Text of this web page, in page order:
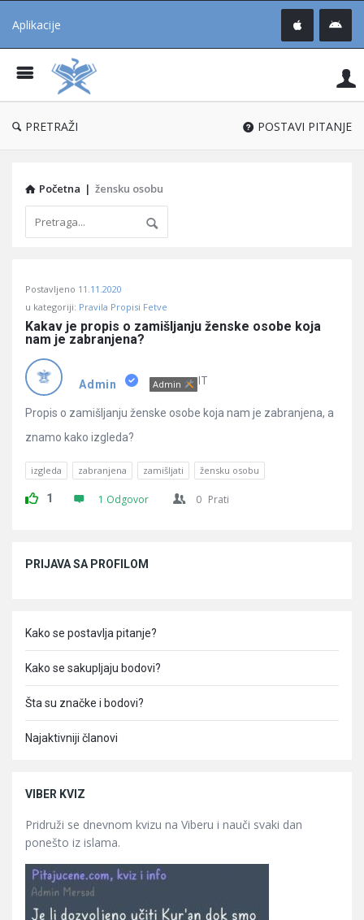
Aplikacije
®
PRETRAŽI POSTAVI PITANJE
Početna | žensku osobu
Učene
Latest
Pitanja
Postavljeno 11.11.2020
u kategoriji: Pravila Propisi Fetve
Kakav je propis o zamišljanju ženske osobe koja
nam je zabranjena?
Admin Admin IT
Propis o zamišljanju ženske osobe koja nam je zabranjena, a
znamo kako izgleda?
izgleda zabranjena zamišljati žensku osobu
1 1 Odgovor 0 Prati
PRIJAVA SA PROFILOM
Kako se postavlja pitanje?
Kako se sakupljaju bodovi?
Šta su značke i bodovi?
Najaktivniji članovi
VIBER KVIZ
Pridruži se dnevnom kvizu na Viberu i nauči svaki dan
ponešto iz islama.